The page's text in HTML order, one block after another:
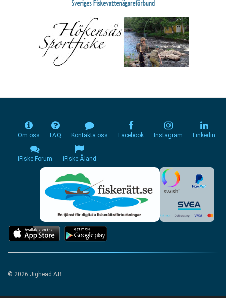
Om oss FAQ Kontakta oss Facebook Instagram Linkedin
iFiske Forum iFiske Åland
© 2026 Jighead AB